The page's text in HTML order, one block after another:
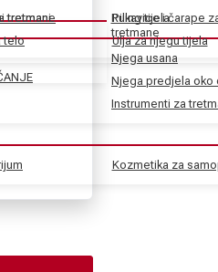
tretmane
Rukavice i čarape
tretmane
Njega usana
Njega predjela oko
Instrumenti za
tretmani
telo
Piling tijela
Ulja za njegu tijela
Kozmetika za